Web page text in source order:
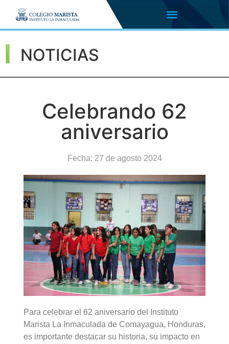
NOTICIAS
Celebrando 62
aniversario
Fecha: 27 de agosto 2024
Para celebrar el 62 aniversario del Instituto
Marista La Inmaculada de Comayagua, Honduras,
es importante destacar su historia, su impacto en